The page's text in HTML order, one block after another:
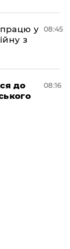
у
з
08:45
до
08:16